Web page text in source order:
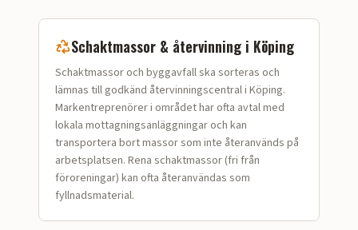
Schaktmassor & återvinning i Köping
Schaktmassor och bygg­avfall ska sorteras och
lämnas till godkänd återvinningscentral i Köping.
Markentreprenörer i området har ofta avtal med
lokala mottagningsanläggningar och kan
transportera bort massor som inte återanvänds på
arbetsplatsen. Rena schaktmassor (fri från
föroreningar) kan ofta återanvändas som
fyllnadsmaterial.